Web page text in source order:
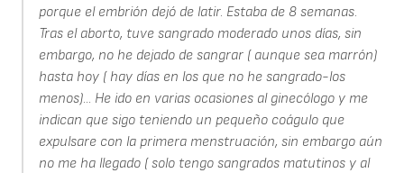
porque el embrión dejó de latir. Estaba de 8 semanas.
Tras el aborto, tuve sangrado moderado unos días, sin
embargo, no he dejado de sangrar ( aunque sea marrón)
hasta hoy ( hay días en los que no he sangrado-los
menos)... He ido en varias ocasiones al ginecólogo y me
indican que sigo teniendo un pequeño coágulo que
expulsare con la primera menstruación, sin embargo aún
no me ha llegado ( solo tengo sangrados matutinos y al